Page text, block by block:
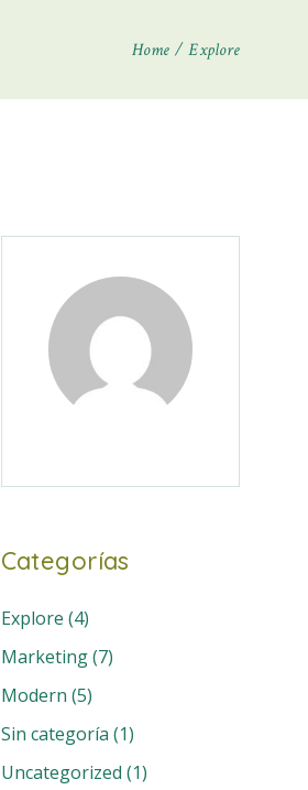
Home Explore
Categorías
Explore (4)
Marketing(7)
Modern (5)
Sin categoría (1)
Uncategorized (1)